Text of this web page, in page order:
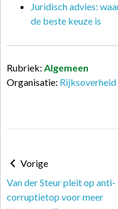
Juridisch advies:
de beste keuze is
Rubriek: Algemeen
Organisatie: Rijksoverheid
Vorige
Van der Steur pleit op anti-
corruptietop voor meer